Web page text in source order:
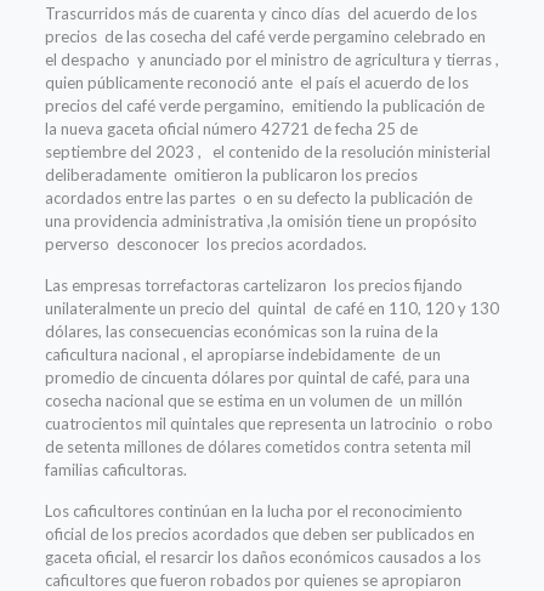
Trascurridos más de cuarenta y cinco días del acuerdo de los
precios de las cosecha del café verde pergamino celebrado en
el despacho y anunciado por el ministro de agricultura y tierras ,
quien públicamente reconoció ante el país el acuerdo de los
precios del café verde pergamino, emitiendo la publicación de
la nueva gaceta oficial número 42721 de fecha 25 de
septiembre del 2023 , el contenido de la resolución ministerial
deliberadamente omitieron la publicaron los precios
acordados entre las partes o en su defecto la publicación de
una providencia administrativa ,la omisión tiene un propósito
perverso desconocer los precios acordados.
Las empresas torrefactoras cartelizaron los precios fijando
unilateralmente un precio del quintal de café en 110, 120 y 130
dólares, las consecuencias económicas son la ruina de la
caficultura nacional , el apropiarse indebidamente de un
promedio de cincuenta dólares por quintal de café, para una
cosecha nacional que se estima en un volumen de un millón
cuatrocientos mil quintales que representa un latrocinio o robo
de setenta millones de dólares cometidos contra setenta mil
familias caficultoras.
Los caficultores continúan en la lucha por el reconocimiento
oficial de los precios acordados que deben ser publicados en
gaceta oficial, el resarcir los daños económicos causados a los
caficultores que fueron robados por quienes se apropiaron